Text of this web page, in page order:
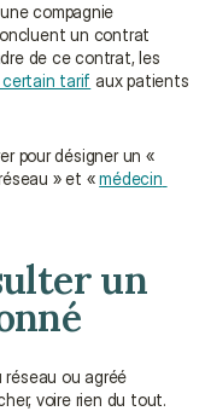
compagnie
un contrat
de ce contrat, les
tarif aux patients
pour désigner un «
» et « médecin
un
ou agréé
voire rien du tout.